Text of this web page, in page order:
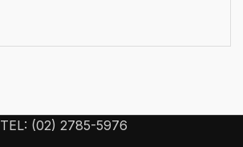
TEL: (02) 2785-5976